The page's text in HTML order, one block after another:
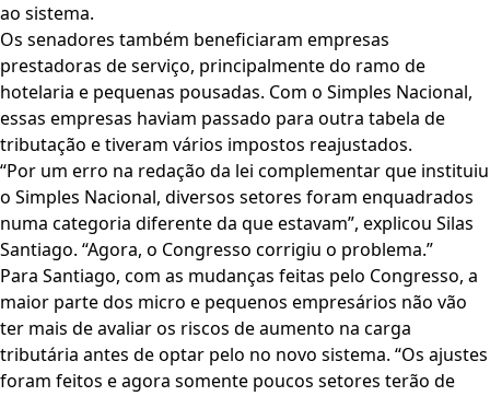
ao sistema.
Os senadores também beneficiaram empresas
prestadoras de serviço, principalmente do ramo de
hotelaria e pequenas pousadas. Com o Simples Nacional,
essas empresas haviam passado para outra tabela de
tributação e tiveram vários impostos reajustados.
“Por um erro na redação da lei complementar que instituiu
o Simples Nacional, diversos setores foram enquadrados
numa categoria diferente da que estavam”, explicou Silas
Santiago. “Agora, o Congresso corrigiu o problema.”
Para Santiago, com as mudanças feitas pelo Congresso, a
maior parte dos micro e pequenos empresários não vão
ter mais de avaliar os riscos de aumento na carga
tributária antes de optar pelo no novo sistema. “Os ajustes
foram feitos e agora somente poucos setores terão de